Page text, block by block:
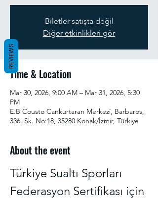
Biletler satışta değil
Diğer etkinlikleri gör
Time & Location
Mar 30, 2026, 9:00 AM – Mar 31, 2026, 5:30
PM
E.B Cousto Cankurtaran Merkezi, Barbaros,
336. Sk. No:18, 35280 Konak/İzmir, Türkiye
About the event
Türkiye Sualtı Sporları
Federasyon Sertifikası için
REVIEWS